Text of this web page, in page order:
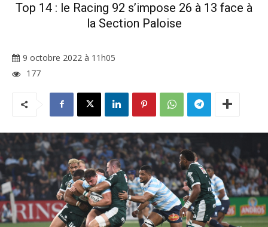
Top 14 : le Racing 92 s’impose 26 à 13 face à
la Section Paloise
9 octobre 2022 à 11h05
177